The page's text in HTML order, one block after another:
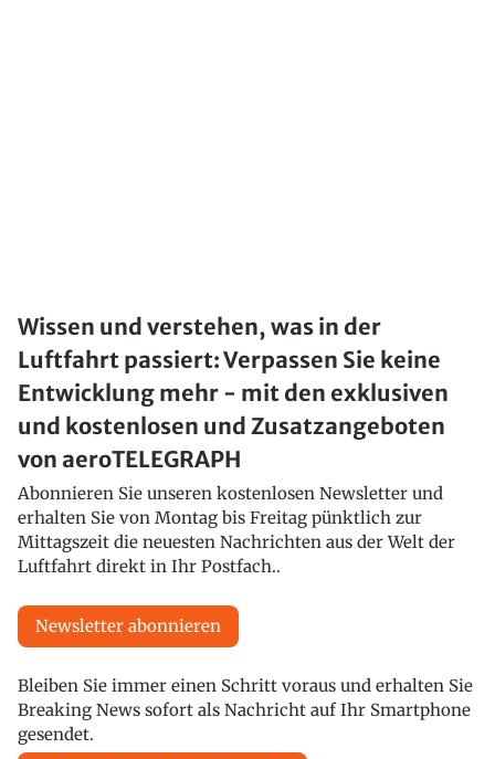
Wissen und verstehen, was in der
Luftfahrt passiert: Verpassen Sie keine
Entwicklung mehr - mit den exklusiven
und kostenlosen und Zusatzangeboten
von aeroTELEGRAPH
Abonnieren Sie unseren kostenlosen Newsletter und
erhalten Sie von Montag bis Freitag pünktlich zur
Mittagszeit die neuesten Nachrichten aus der Welt der
Luftfahrt direkt in Ihr Postfach..
Newsletter abonnieren
Bleiben Sie immer einen Schritt voraus und erhalten Sie
Breaking News sofort als Nachricht auf Ihr Smartphone
gesendet.